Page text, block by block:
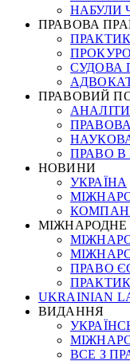
НАБУЛИ
ПРАВОВА
СУДОВА
ПРАВОВИЙ
ПРАВО В
НОВИНИ
УКРАЇНА
МІЖНАРОДНЕ
ПРАВО
UKRAINIAN
ВИДАННЯ
ВСЕ З